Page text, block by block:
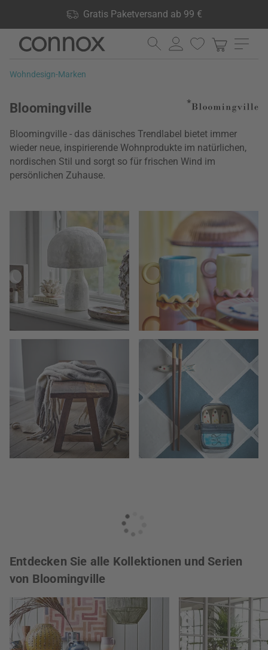
Gratis Paketversand ab 99 €
lagernd, 60 Tage Rückgaberecht
Direkt
Seiteninhalt
Direkt
Suchfeld
Wohndesign-Marken
Bloomingville
Bloomingville - das dänisches Trendlabel bietet immer
wieder neue, inspirierende Wohnprodukte im natürlichen,
nordischen Stil und sorgt so für frischen Wind im
persönlichen Zuhause.
Entdecken Sie alle Kollektionen und Serien
von Bloomingville